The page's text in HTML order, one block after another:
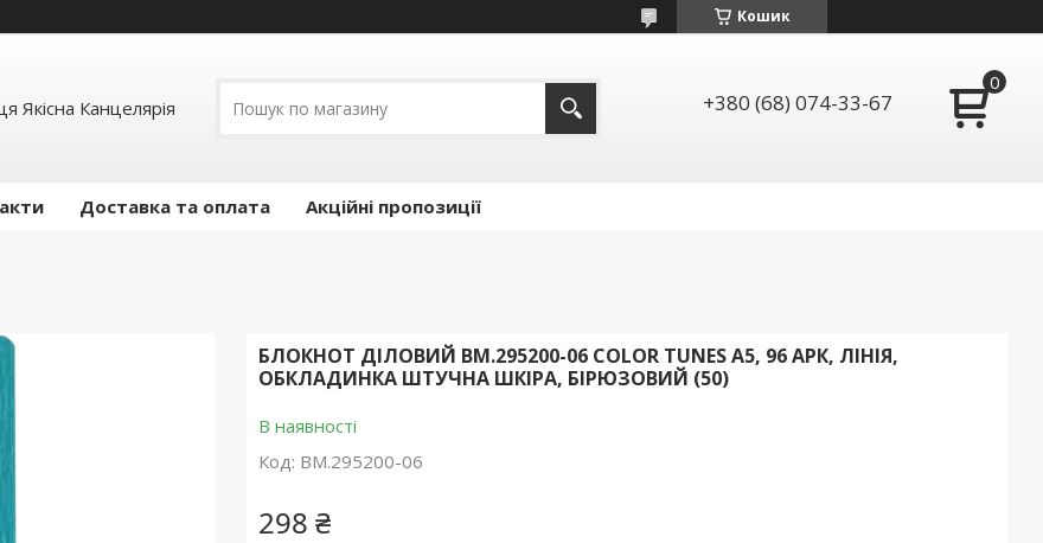
Кошик
Якісна Канцелярія +380 (68) 074-33-67
Доставка та оплата Акційні пропозиції
БЛОКНОТ ДІЛОВИЙ BM.295200-06 COLOR TUNES А5, 96 АРК, ЛІНІЯ,
ОБКЛАДИНКА ШТУЧНА ШКІРА, БІРЮЗОВИЙ (50)
В наявності
Код: BM.295200-06
298 ₴